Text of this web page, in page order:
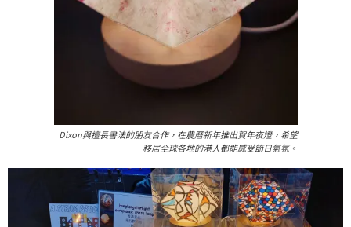
Dixon與擅長書法的朋友合作，在農曆新年推出賀年夜燈，希望
移居全球各地的港人都能感受節日氣氛。